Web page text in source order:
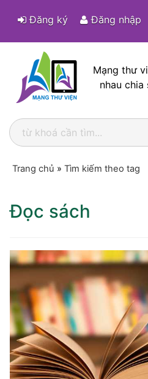
Đăng ký Đăng nhập
Mạng thư
nhau chia
Trang chủ » Tìm kiếm theo tag
Đọc sách